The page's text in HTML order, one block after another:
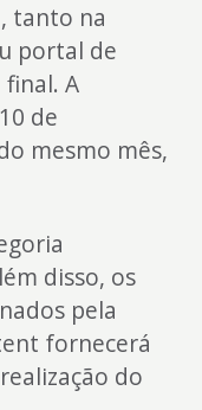
tanto na
portal de
A
de
mesmo mês,
disso, os
pela
fornecerá
do